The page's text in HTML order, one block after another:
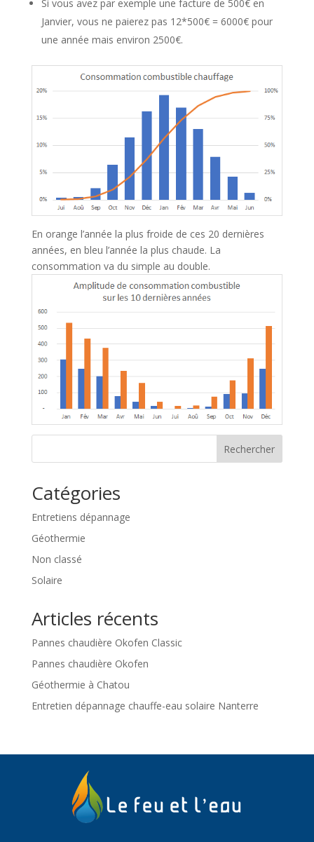
Si vous avez par exemple une facture de 500€ en
Janvier, vous ne paierez pas 12*500€ = 6000€ pour
une année mais environ 2500€.
En orange l’année la plus froide de ces 20 dernières
années, en bleu l’année la plus chaude. La
consommation va du simple au double.
Rechercher
Catégories
Entretiens dépannage
Géothermie
Non classé
Solaire
Articles récents
Pannes chaudière Okofen Classic
Pannes chaudière Okofen
Géothermie à Chatou
Entretien dépannage chauffe-eau solaire Nanterre